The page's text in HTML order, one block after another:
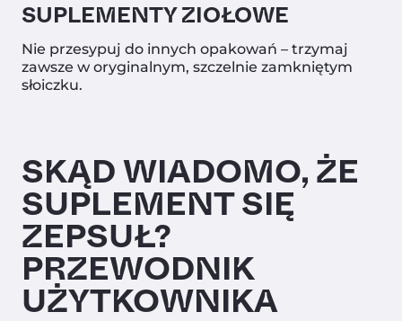
SUPLEMENTY ZIOŁOWE
Nie przesypuj do innych opakowań – trzymaj
zawsze w oryginalnym, szczelnie zamkniętym
słoiczku.
SKĄD WIADOMO, ŻE
SUPLEMENT SIĘ
ZEPSUŁ?
PRZEWODNIK
UŻYTKOWNIKA